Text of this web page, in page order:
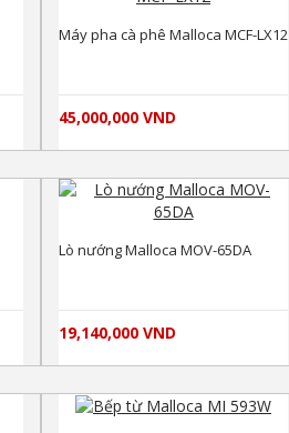
Máy pha cà phê Malloca MCF-LX12
45,000,000 VND
Lò nướng Malloca MOV-65DA
19,140,000 VND